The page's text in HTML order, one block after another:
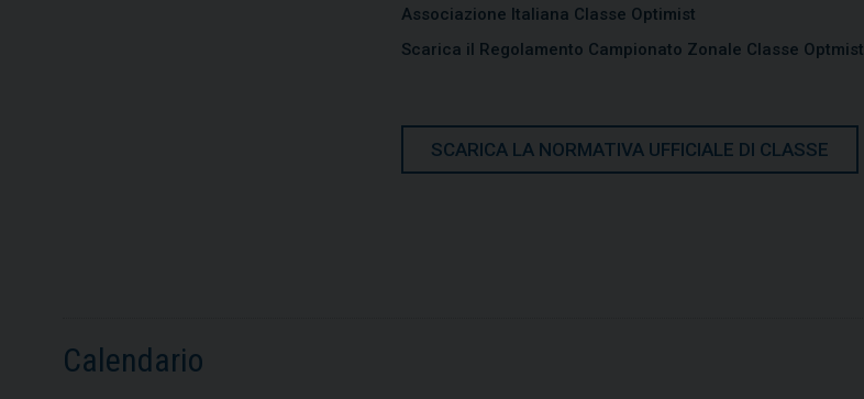
Associazione Italiana Classe Optimist
Scarica il Regolamento Campionato Zonale Classe Optmist
SCARICA LA NORMATIVA UFFICIALE DI CLASSE
Calendario